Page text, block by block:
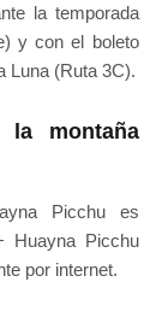
la temporada
y con el boleto
Luna (Ruta 3C).
la montaña
Picchu es
Huayna Picchu
por internet.